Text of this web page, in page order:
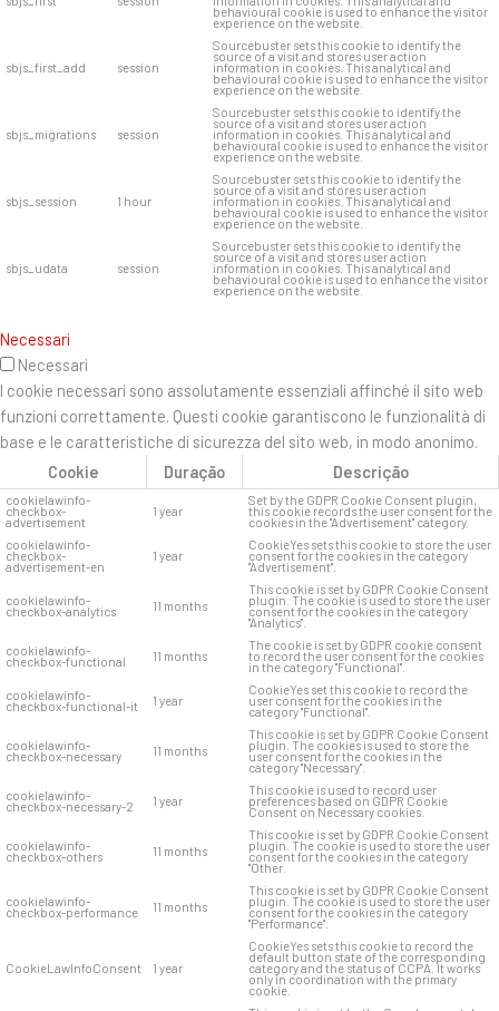
behavioural cookie is used to enhance the visitor
experience on the website.
sbjs_first_add session
Sourcebuster sets this cookie to identify the
source of a visit and stores user action
information in cookies. This analytical and
behavioural cookie is used to enhance the visitor
experience on the website.
sbjs_migrations session
Sourcebuster sets this cookie to identify the
source of a visit and stores user action
information in cookies. This analytical and
behavioural cookie is used to enhance the visitor
experience on the website.
sbjs_session 1 hour
Sourcebuster sets this cookie to identify the
source of a visit and stores user action
information in cookies. This analytical and
behavioural cookie is used to enhance the visitor
experience on the website.
sbjs_udata session
Sourcebuster sets this cookie to identify the
source of a visit and stores user action
information in cookies. This analytical and
behavioural cookie is used to enhance the visitor
experience on the website.
Necessari
Necessari
I cookie necessari sono assolutamente essenziali affinché il sito web
funzioni correttamente. Questi cookie garantiscono le funzionalità di
base e le caratteristiche di sicurezza del sito web, in modo anonimo.
Cookie
Duração Descrição
cookielawinfo-
checkbox-
advertisement
1 year
Set by the GDPR Cookie Consent plugin,
this cookie records the user consent for the
cookies in the "Advertisement" category.
cookielawinfo-
checkbox-
advertisement-en
1 year
CookieYes sets this cookie to store the user
consent for the cookies in the category
"Advertisement".
cookielawinfo-
checkbox-analytics 11 months
This cookie is set by GDPR Cookie Consent
plugin. The cookie is used to store the user
consent for the cookies in the category
"Analytics".
cookielawinfo-
checkbox-functional 11 months
The cookie is set by GDPR cookie consent
to record the user consent for the cookies
in the category "Functional".
cookielawinfo-
checkbox-functional-it 1 year
CookieYes set this cookie to record the
user consent for the cookies in the
category "Functional".
cookielawinfo-
checkbox-necessary 11 months
This cookie is set by GDPR Cookie Consent
plugin. The cookies is used to store the
user consent for the cookies in the
category "Necessary".
cookielawinfo-
checkbox-necessary-2 1 year
This cookie is used to record user
preferences based on GDPR Cookie
Consent on Necessary cookies.
cookielawinfo-
checkbox-others 11 months
This cookie is set by GDPR Cookie Consent
plugin. The cookie is used to store the user
consent for the cookies in the category
"Other.
cookielawinfo-
checkbox-performance 11 months
This cookie is set by GDPR Cookie Consent
plugin. The cookie is used to store the user
consent for the cookies in the category
"Performance".
CookieLawInfoConsent 1 year
CookieYes sets this cookie to record the
default button state of the corresponding
category and the status of CCPA. It works
only in coordination with the primary
cookie.